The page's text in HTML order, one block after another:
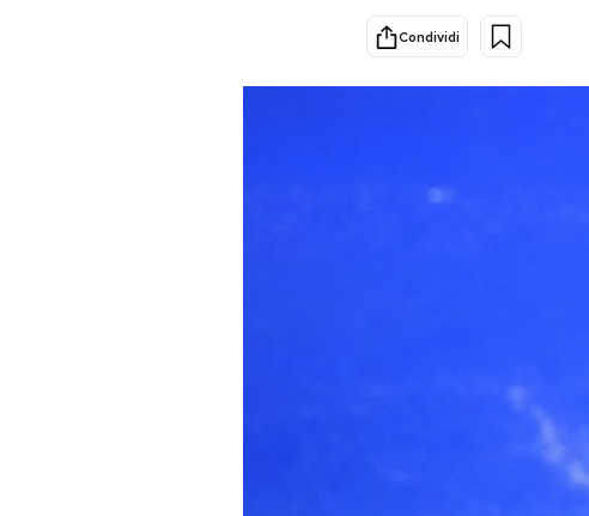
Mondiali calcio 2026
Condividi